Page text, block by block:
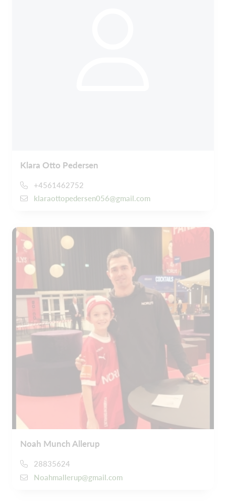
Klara Otto Pedersen
+4561462752
klaraottopedersen056@gmail.com
Noah Munch Allerup
28835624
Noahmallerup@gmail.com